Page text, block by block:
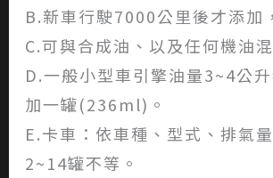
B.新車行駛7000公里後才添加
C.可與合成油、以及任何機油
D.一般小型車引擎油量3~4公
加一罐(236ml)。
E.卡車：依車種、型式、排氣
2~14罐不等。